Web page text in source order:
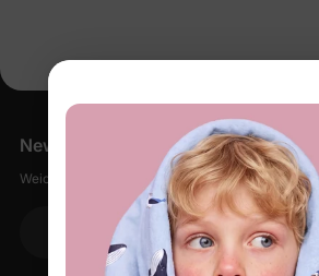
Newsletter
Weiche Sachen, kleine Rabatte, null Spam.
Ihre E-Mail